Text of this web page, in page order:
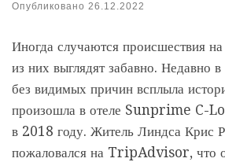
Опубликовано 26.12.2022
Иногда случаются происшествия
из них выглядят забавно. Недавно
без видимых причин всплыла
произошла в отеле Sunprime C-
в 2018 году. Житель Линдса Крис
пожаловался на TripAdvisor, что